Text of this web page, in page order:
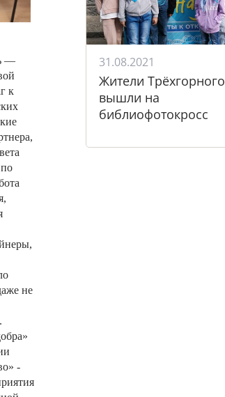
—
к
,
по
,
,
не
.
»
» -
31.08.2021
Жители Трёхгорного
вышли на
библиофотокросс